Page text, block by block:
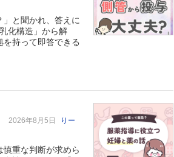
と聞かれ、答えに
化構造」から解
持って即答できる
2026年8月5日
りー
重な判断が求めら